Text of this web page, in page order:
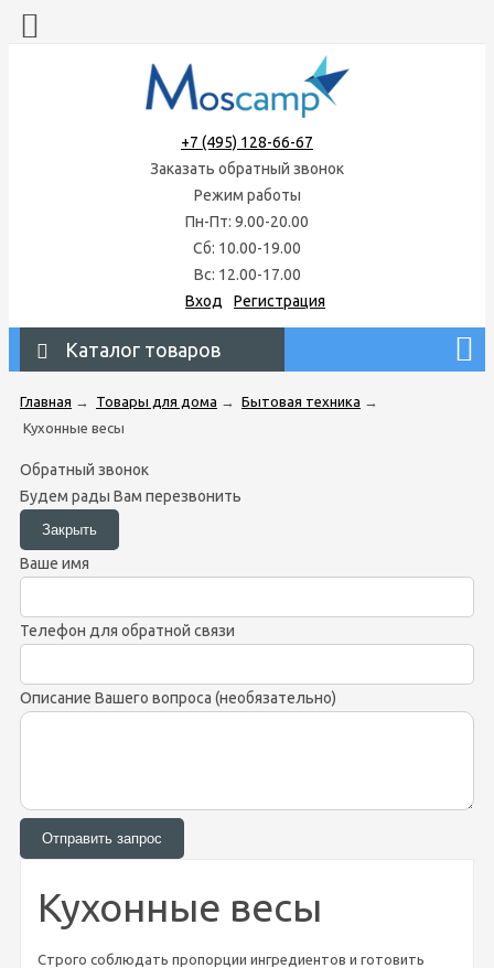
+7 (495) 128-66-67
Заказать обратный звонок
Режим работы
Пн-Пт: 9.00-20.00
Сб: 10.00-19.00
Вс: 12.00-17.00
Вход
Регистрация
Каталог товаров
Главная → Товары для дома → Бытовая техника →
Кухонные весы
Обратный звонок
Будем рады Вам перезвонить
Ваше имя
Телефон для обратной связи
Описание Вашего вопроса (необязательно)
Кухонные весы
Строго соблюдать пропорции ингредиентов и готовить